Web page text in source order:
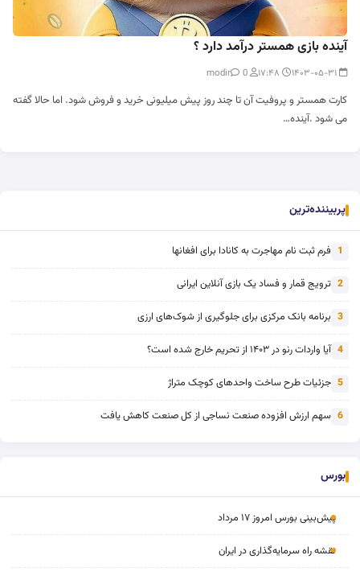
آینده بازی همستر درآمد دارد ؟
0
کارت همستر و پروفیت آن تا چند روز پیش میلیونی خرید و فروش شود. اما حالا گفته
می شود .آینده…
پربیننده‌ترین
1 فرم ثبت نام مهاجرت به کانادا برای افغانها
2 ترویج قمار و فساد یک بازی آنلاین ایرانی
3 برنامه بانک مرکزی برای جلوگیری از شوک‌های ارزی
4 آیا واردات رنو در ۱۴۰۳ از تحریم خارج شده است؟
5 جزئیات طرح ساخت واحدهای کوچک متراژ
6 سهم ارزش افزوده صنعت نساجی از کل صنعت کاهش یافت
بورس
پیش‌بینی بورس امروز ۱۷ مرداد
نقشه راه سرمایه‌گذاری در ایران